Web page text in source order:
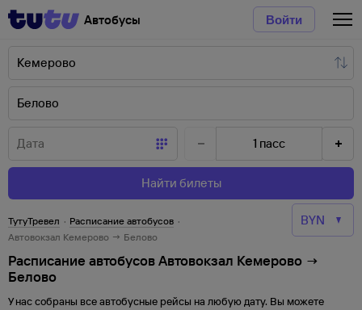
Автобусы Войти
1 пасс
Найти билеты
ТутуТревел · Расписание автобусов ·
Автовокзал Кемерово → Белово
Расписание автобусов Автовокзал Кемерово →
Белово
У нас собраны все автобусные рейсы на любую дату. Вы можете